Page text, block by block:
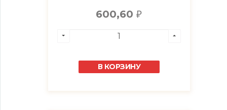
600,60₽
В КОРЗИНУ